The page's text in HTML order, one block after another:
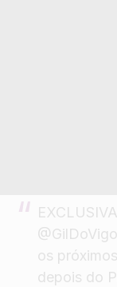
os
depois do